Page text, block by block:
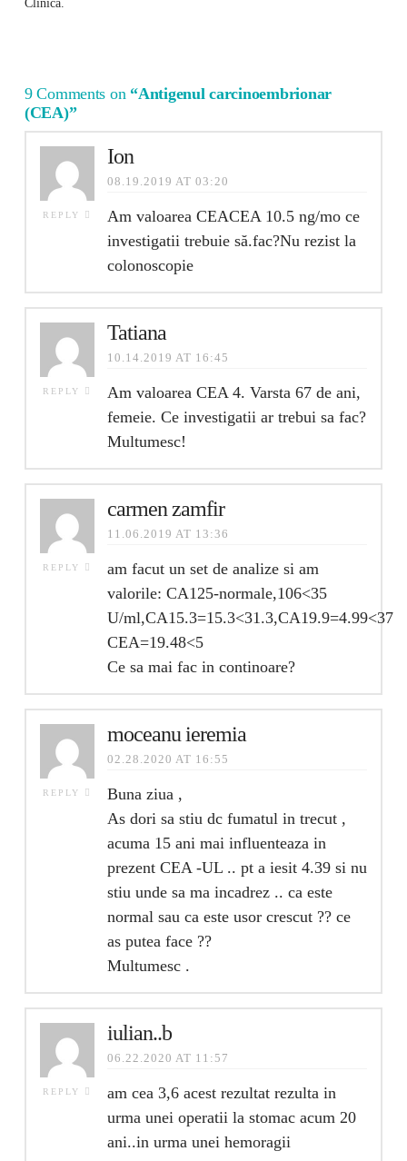
9 Comments on “Antigenul carcinoembrionar
(CEA)”
REPLY
Ion
08.19.2019 AT 03:20
Am valoarea CEACEA 10.5 ng/mo ce
investigatii trebuie să.fac?Nu rezist la
colonoscopie
REPLY
Tatiana
10.14.2019 AT 16:45
Am valoarea CEA 4. Varsta 67 de ani,
femeie. Ce investigatii ar trebui sa fac?
Multumesc!
REPLY
carmen zamfir
11.06.2019 AT 13:36
am facut un set de analize si am
valorile: CA125-normale,106<35
U/ml,CA15.3=15.3<31.3,CA19.9=4.99<37
CEA=19.48<5
Ce sa mai fac in continoare?
REPLY
moceanu ieremia
02.28.2020 AT 16:55
Buna ziua ,
As dori sa stiu dc fumatul in trecut ,
acuma 15 ani mai influenteaza in
prezent CEA -UL .. pt a iesit 4.39 si nu
stiu unde sa ma incadrez .. ca este
normal sau ca este usor crescut ?? ce
as putea face ??
Multumesc .
REPLY
iulian..b
06.22.2020 AT 11:57
am cea 3,6 acest rezultat rezulta in
urma unei operatii la stomac acum 20
ani..in urma unei hemoragii